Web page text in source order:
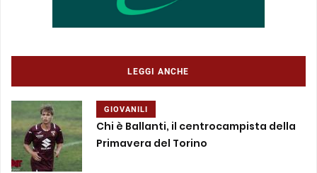
LEGGI ANCHE
GIOVANILI
Chi è Ballanti, il centrocampista della
Primavera del Torino